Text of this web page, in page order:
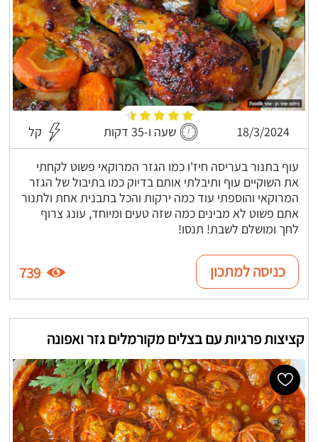
18/3/2024 שעה ו-35 דקות קל
עוף בתנור בעריסה חיז'ו כמו הגזר המרוקאי פשוט לקחתי
את השוקיים עוף ותיבלתי אותם בדיוק כמו בתיבול של הגזר
המרוקאי והוספתי עוד כמה ירקות והכל בתבנית אחת ולתנור
אתם פשוט לא מבינים כמה שזה טעים ומיוחד, עונג צרוף
לחך ומושלם לשבת! תנסו!
כניסה למתכון 739
קציצות פרגיות עם בצלים מקורמלים גזר ואפונה